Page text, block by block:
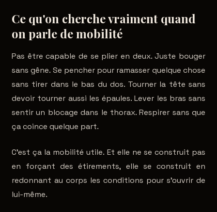
Ce qu'on cherche vraiment quand
on parle de mobilité
Pas être capable de se plier en deux. Juste bouger
sans gêne. Se pencher pour ramasser quelque chose
sans tirer dans le bas du dos. Tourner la tête sans
devoir tourner aussi les épaules. Lever les bras sans
sentir un blocage dans le thorax. Respirer sans que
ça coince quelque part.
C'est ça la mobilité utile. Et elle ne se construit pas
en forçant des étirements, elle se construit en
redonnant au corps les conditions pour s'ouvrir de
lui-même.